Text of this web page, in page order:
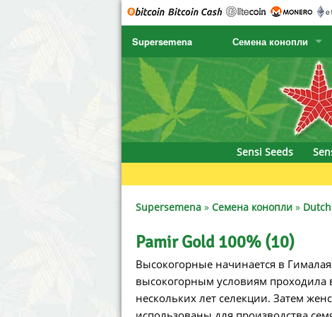
Supersemena Семена конопли
SENSI SEEDS
SENSI SEEDS RESEARCH
NIRVANA
SERIOUS SEEDS
SPLIFF SEEDS
Ace Seeds
Anaconda Seeds
CBD Crew
Chronic &
Delicious
Dr.
Dutch Passion
Empire
Exotic
Sensi Seeds
Supersemena » Семена конопли »
Pamir Gold 100% (10)
Высокогорные начинается в
высокогорным условиям
нескольких лет селекции. Затем